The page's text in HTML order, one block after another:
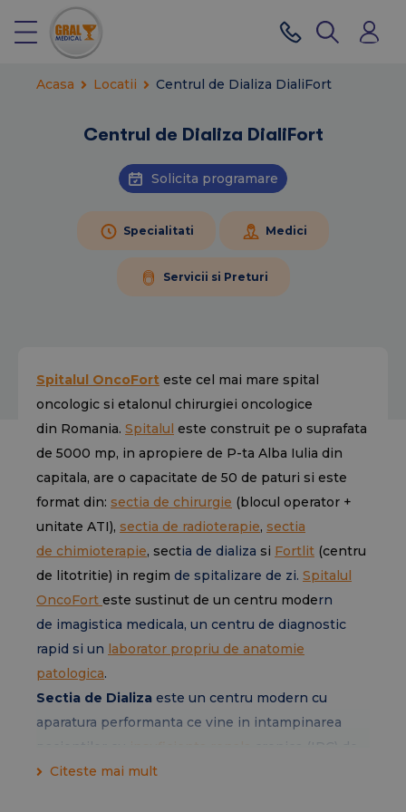
Acasa Locatii Centrul de Dializa DialiFort
Centrul de Dializa DialiFort
Solicita programare
Specialitati Medici
Servicii si Preturi
Spitalul OncoFort este cel mai mare spital
oncologic si etalonul chirurgiei oncologice
din Romania. Spitalul este construit pe o suprafata
de 5000 mp, in apropiere de P-ta Alba Iulia din
capitala, are o capacitate de 50 de paturi si este
format din: sectia de chirurgie (blocul operator +
unitate ATI), sectia de radioterapie, sectia
de chimioterapie, sectia de dializa si Fortlit (centru
de litotritie) in regim de spitalizare de zi. Spitalul
OncoFort este sustinut de un centru modern
de imagistica medicala, un centru de diagnostic
rapid si un laborator propriu de anatomie
patologica.
Sectia de Dializa este un centru modern cu
aparatura performanta ce vine in intampinarea
pacientilor cu
cronica (IRC) de
diferite cauze. Pentru aceasta categorie de
Citeste mai mult